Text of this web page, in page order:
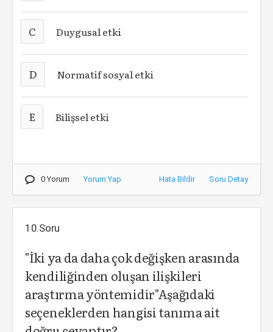
C Duygusal etki
D Normatif sosyal etki
E Bilişsel etki
0 Yorum Yorum Yap Hata Bildir Soru Detay
10.Soru
"İki ya da daha çok değişken arasında
kendiliğinden oluşan ilişkileri
araştırma yöntemidir"Aşağıdaki
seçeneklerden hangisi tanıma ait